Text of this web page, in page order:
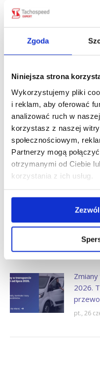
Zgoda
Niniejsza strona
Wykorzystujemy pliki
i reklam, aby oferować
analizować ruch w
korzystasz z naszej
społecznościowym,
Partnerzy mogą
otrzymanymi od Ciebie
korzystania z ich usług.
Zwrot
pt., 24
pt., 17
lipca
musisz
pt., 03
2026.
pt., 26